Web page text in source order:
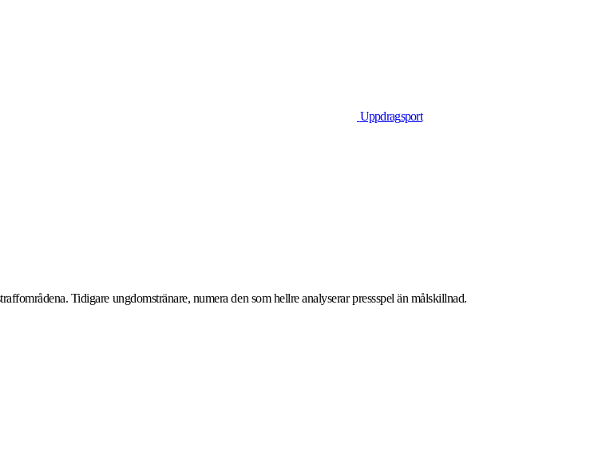
Uppdragsport
Tidigare ungdomstränare, numera den som hellre analyserar pressspel än målskillnad.